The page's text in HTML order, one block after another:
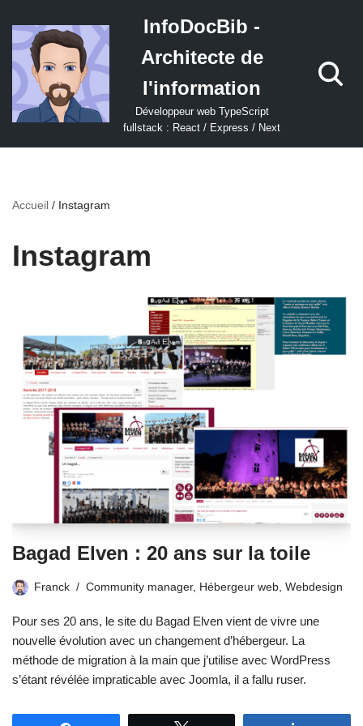
Aller
au
contenu
InfoDocBib -
Architecte de
l'information
Développeur web TypeScript
fullstack : React / Express / Next
Accueil / Instagram
Instagram
Bagad Elven : 20 ans sur la toile
Franck Community manager, Hébergeur web Webdesign
Pour ses 20 ans, le site du Bagad Elven vient de vivre une
nouvelle évolution avec un changement d’hébergeur. La
méthode de migration à la main que j’utilise avec WordPress
s’étant révélée impraticable avec Joomla, il a fallu ruser.